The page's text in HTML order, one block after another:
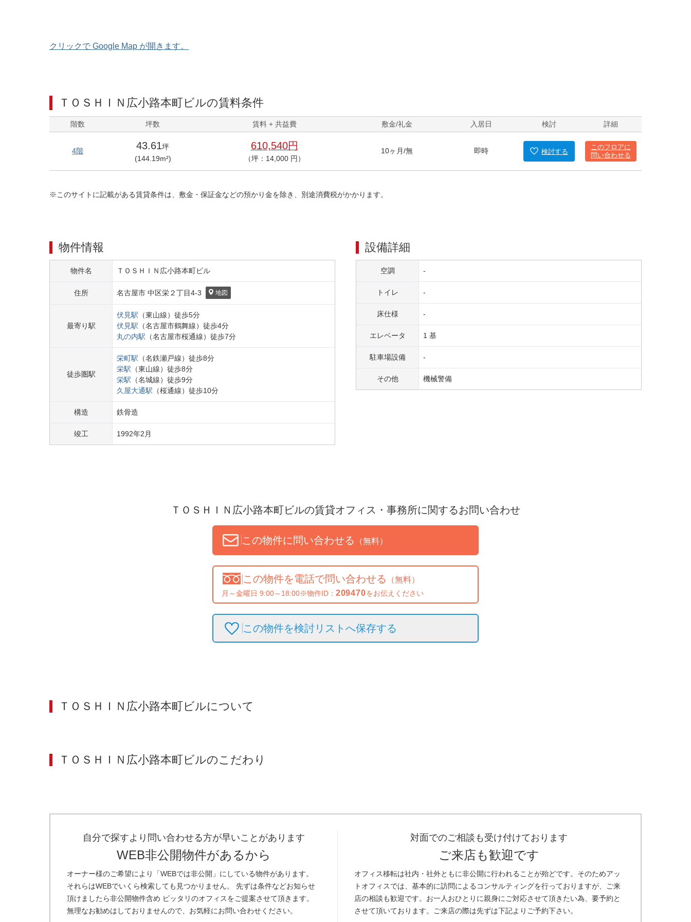
クリックで Google Map が開きます。
ＴＯＳＨＩＮ広小路本町ビルの賃料条件
階数 坪数 賃料 + 共益費 敷金/礼金 入居日 検討 詳細
4階 43.61坪
(144.19m²)
610,540円
（坪：14,000 円）
10ヶ月/無 即時 検討する
このフロアに
問い合わせる
※このサイトに記載がある賃貸条件は、敷金・保証金などの預かり金を除き、別途消費税がかかります。
物件情報
物件名 ＴＯＳＨＩＮ広小路本町ビル
住所 名古屋市 中区栄２丁目4-3 地図
最寄り駅
伏見駅 （東山線） 徒歩5分
伏見駅 （名古屋市鶴舞線） 徒歩4分
丸の内駅 （名古屋市桜通線） 徒歩7分
徒歩圏駅
栄町駅 （名鉄瀬戸線） 徒歩8分
栄駅 （東山線） 徒歩8分
栄駅 （名城線） 徒歩9分
久屋大通駅 （桜通線） 徒歩10分
構造 鉄骨造
竣工 1992年2 月
設備詳細
空調 -
トイレ -
床仕様 -
エレベータ 1 基
駐車場設備 -
その他 機械警備
ＴＯＳＨＩＮ広小路本町ビルの賃貸オフィス・事務所に関するお問い合わせ
この物件に問い合わせる （無料）
この物件を電話で問い合わせる （無料）
月～金曜日 9:00～18:00※物件ID： 209470をお伝えください
この物件を検討リストへ保存する
ＴＯＳＨＩＮ広小路本町ビルについて
ＴＯＳＨＩＮ広小路本町ビルのこだわり
自分で探すより問い合わせる方が早いことがあります
WEB非公開物件があるから
オーナー様のご希望により「WEBでは非公開」にしている物件があります。
それらはWEBでいくら検索しても見つかりません。 先ずは条件などお知らせ
頂けましたら非公開物件含め ピッタリのオフィスをご提案させて頂きます。
無理なお勧めはしておりませんので、お気軽にお問い合わせください。
対面でのご相談も受け付けております
ご来店も歓迎です
オフィス移転は社内・社外ともに非公開に行われることが殆どです。そのためアッ
トオフィスでは、基本的に訪問によるコンサルティングを行っておりますが、ご来
店の相談も歓迎です。お一人おひとりに親身にご対応させて頂きたい為、要予約と
させて頂いております。ご来店の際は先ずは下記よりご予約下さい。